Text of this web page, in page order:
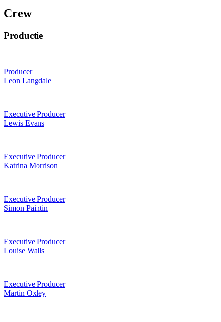
Crew
Productie
Producer
Leon Langdale
Executive Producer
Lewis Evans
Executive Producer
Katrina Morrison
Executive Producer
Simon Paintin
Executive Producer
Louise Walls
Executive Producer
Martin Oxley